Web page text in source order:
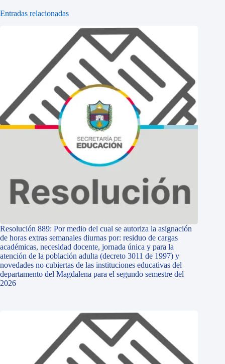
Entradas relacionadas
Resolución 889: Por medio del cual se autoriza la asignación
de horas extras semanales diurnas por: residuo de cargas
académicas, necesidad docente, jornada única y para la
atención de la población adulta (decreto 3011 de 1997) y
novedades no cubiertas de las instituciones educativas del
departamento del Magdalena para el segundo semestre del
2026